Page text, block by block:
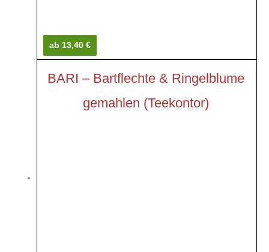
ab 13,40 €
BARI – Bartflechte & Ringelblume
gemahlen (Teekontor)